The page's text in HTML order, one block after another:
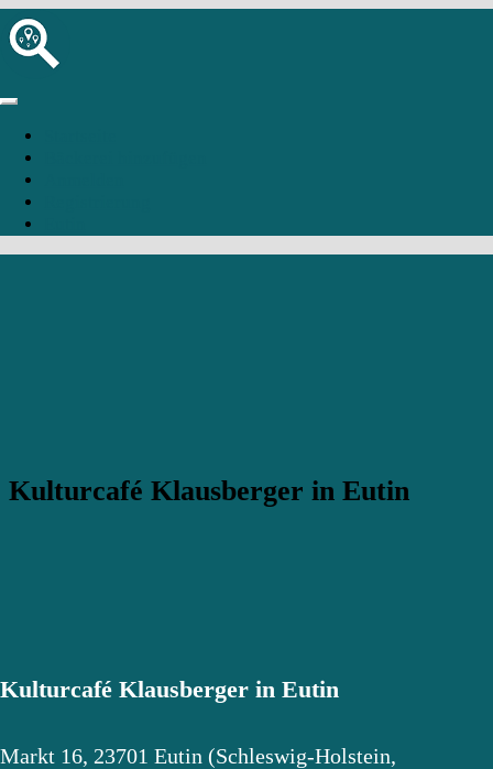
Kulturcafé Klausberger in Eutin
Kulturcafé Klausberger in Eutin
Markt 16, 23701 Eutin (Schleswig-Holstein,